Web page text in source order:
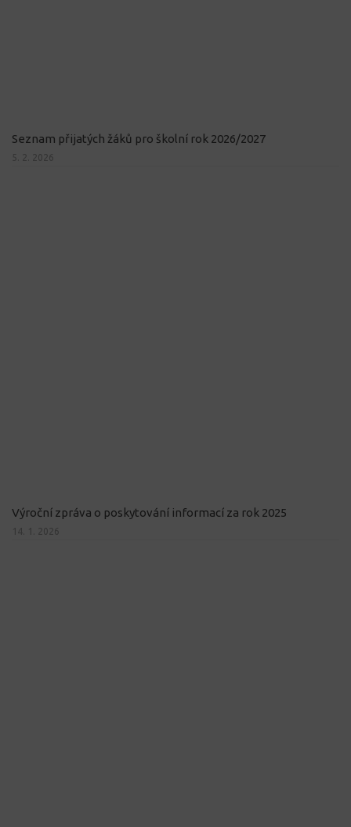
Seznam přijatých žáků pro školní rok 2026/2027
5. 2. 2026
Výroční zpráva o poskytování informací za rok 2025
14. 1. 2026